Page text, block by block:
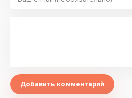
Добавить комментарий